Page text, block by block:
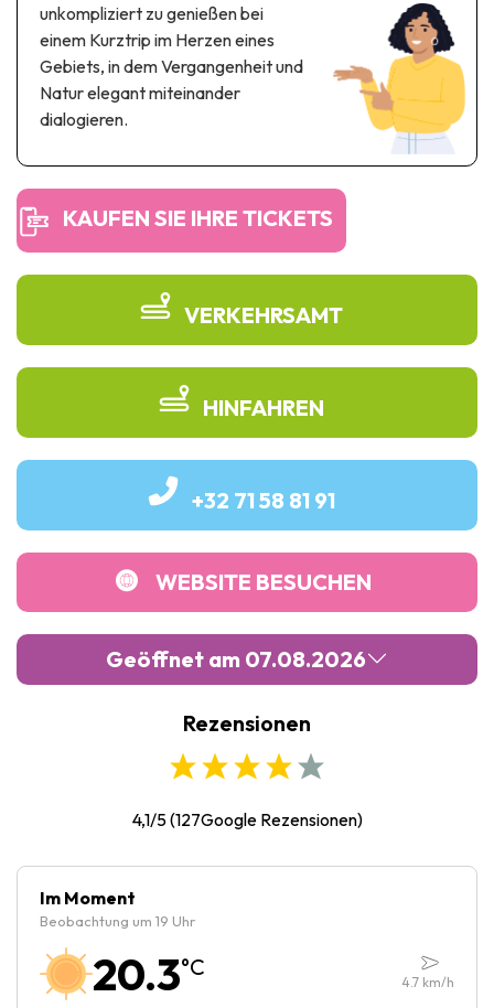
Industrie- & Technikerbe
Regionalprodukte
Gedächtnistourismus
UNESCO erbe
unkompliziert zu genießen bei
einem Kurztrip im Herzen eines
Gebiets, in dem Vergangenheit und
Natur elegant miteinander
dialogieren.
KAUFEN SIE IHRE TICKETS
VERKEHRSAMT
HINFAHREN
+32 71 58 81 91
WEBSITE BESUCHEN
Geöffnet am 07.08.2026
Geschlossen
Geschlossen
Freitag :13:00
Samstag :
Sonntag :13:00- 16:00
Rezensionen
4,1/5(127Google Rezensionen)
Im Moment
Beobachtung um 19 Uhr
20.3°C
4.7 km/h